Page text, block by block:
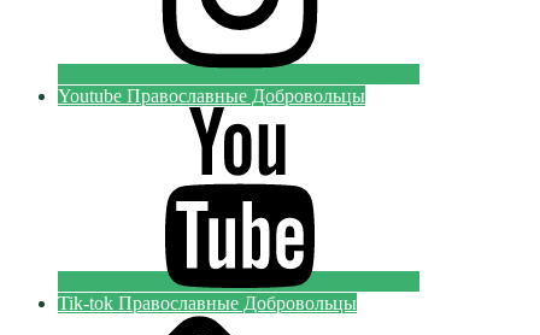
Youtube Православные Добровольцы
Tik-tok Православные Добровольцы